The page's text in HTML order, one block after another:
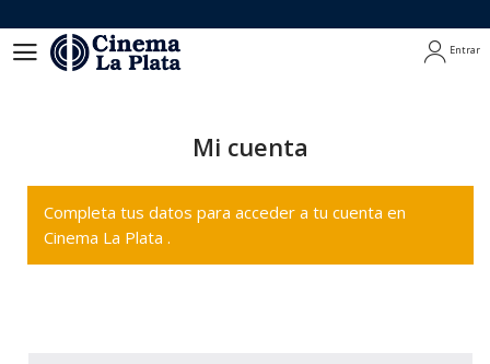
Entrar
Mi cuenta
Completa tus datos para acceder a tu cuenta en
Cinema La Plata .